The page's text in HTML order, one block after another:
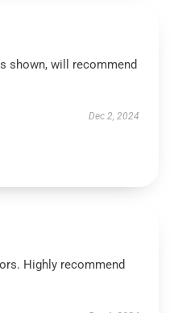
shown, will recommend
Dec 2, 2024
Highly recommend